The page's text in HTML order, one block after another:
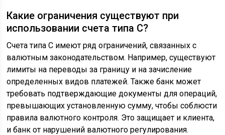
Какие ограничения существуют при
использовании счета типа С?
Счета типа С имеют ряд ограничений, связанных с
валютным законодательством. Например, существуют
лимиты на переводы за границу и на зачисление
определенных видов платежей. Также банк может
требовать подтверждающие документы для операций,
превышающих установленную сумму, чтобы соблюсти
правила валютного контроля. Это защищает и клиента,
и банк от нарушений валютного регулирования.